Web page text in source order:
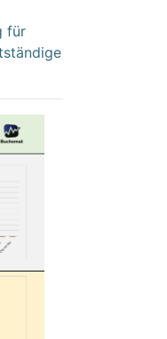
für